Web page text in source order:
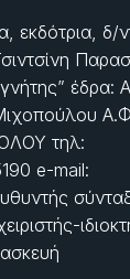
εκδότρια, δ/
έδρα:
τηλ:
e-mail: